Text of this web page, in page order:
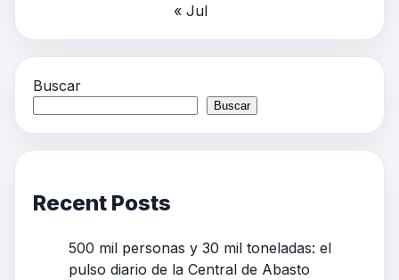
« Jul
Buscar
Buscar
Recent Posts
500 mil personas y 30 mil toneladas: el
pulso diario de la Central de Abasto